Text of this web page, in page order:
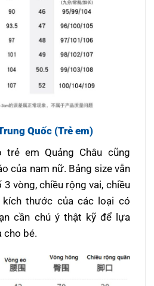
Quốc (Trẻ em)
trẻ em Quảng Châu cũng
của nam nữ. Bảng size vẫn
vòng, chiều rộng vai, chiều
kích thước của các loại có
cần chú ý thật kỹ để lựa
cho bé.